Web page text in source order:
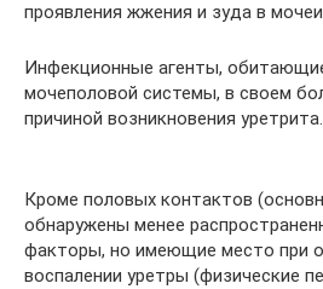
проявления жжения и зуда в
Инфекционные агенты,
мочеполовой системы, в своем
причиной возникновения уретрита.
Кроме половых контактов
обнаружены менее
факторы, но имеющие место при
воспалении уретры (физические